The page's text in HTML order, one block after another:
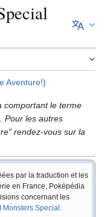
Aventure!)
comportant le terme
Pour les autres
rendez-vous sur la
par la traduction et les
en France, Poképédia
concernant les
Monsters Special.